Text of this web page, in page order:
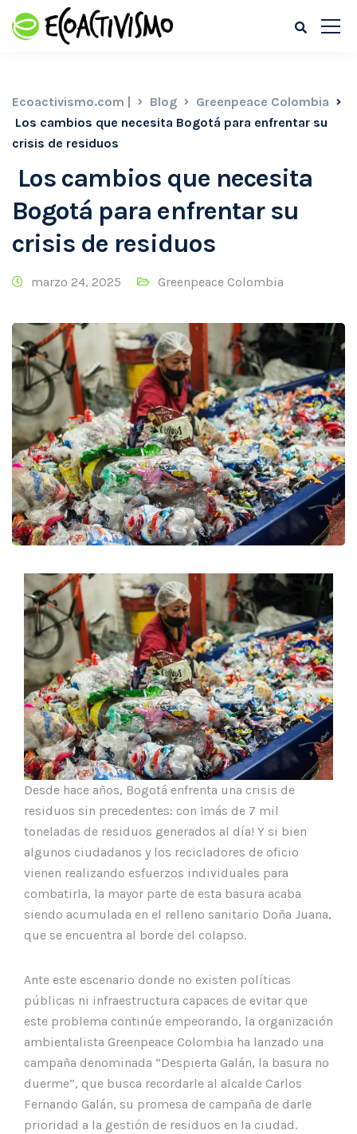
Ecoactivismo.com | Blog
Greenpeace Colombia
Los cambios que necesita Bogotá para enfrentar su
crisis de residuos
Los cambios que necesita
Bogotá para enfrentar su
crisis de residuos
marzo 24, 2025 Greenpeace Colombia
Desde hace años, Bogotá enfrenta una crisis de
residuos sin precedentes: con ¡más de 7 mil
toneladas de residuos generados al día! Y si bien
algunos ciudadanos y los recicladores de oficio
vienen realizando esfuerzos individuales para
combatirla, la mayor parte de esta basura acaba
siendo acumulada en el relleno sanitario Doña Juana,
que se encuentra al borde del colapso.
Ante este escenario donde no existen políticas
públicas ni infraestructura capaces de evitar que
este problema continúe empeorando, la organización
ambientalista Greenpeace Colombia ha lanzado una
campaña denominada “Despierta Galán, la basura no
duerme”, que busca recordarle al alcalde Carlos
Fernando Galán, su promesa de campaña de darle
prioridad a la gestión de residuos en la ciudad.